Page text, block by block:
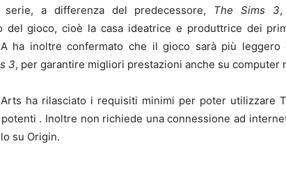
serie, a differenza del predecessore, The Sims 3
del gioco, cioè la casa ideatrice e produttrice dei
ha inoltre confermato che il gioco sarà più
3, per garantire migliori prestazioni anche su computer
ha rilasciato i requisiti minimi per poter utilizzare
. Inoltre non richiede una connessione ad
su Origin.